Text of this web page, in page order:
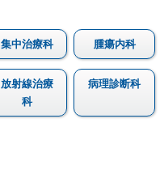
集中治療科 腫瘍内科
放射線治療
科
病理診断科